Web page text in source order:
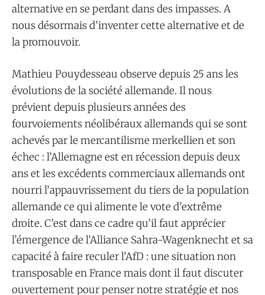
alternative en se perdant dans des impasses. A
nous désormais d’inventer cette alternative et de
la promouvoir.
Mathieu Pouydesseau observe depuis 25 ans les
évolutions de la société allemande. Il nous
prévient depuis plusieurs années des
fourvoiements néolibéraux allemands qui se sont
achevés par le mercantilisme merkellien et son
échec : l’Allemagne est en récession depuis deux
ans et les excédents commerciaux allemands ont
nourri l’appauvrissement du tiers de la population
allemande ce qui alimente le vote d’extrême
droite. C’est dans ce cadre qu’il faut apprécier
l’émergence de l’Alliance Sahra-Wagenknecht et sa
capacité à faire reculer l’AfD : une situation non
transposable en France mais dont il faut discuter
ouvertement pour penser notre stratégie et nos